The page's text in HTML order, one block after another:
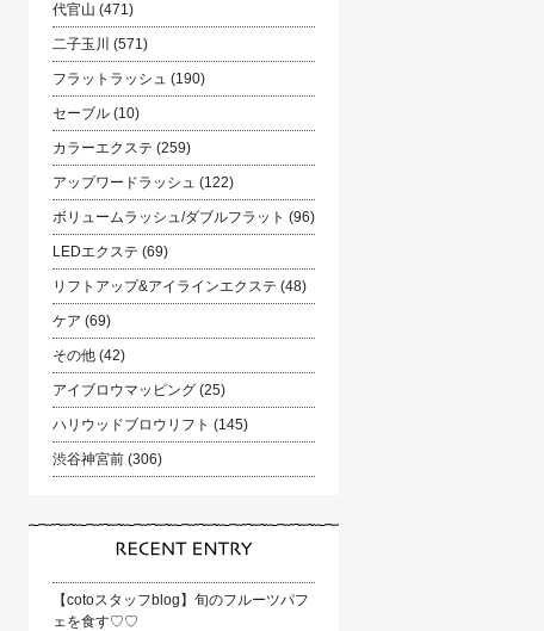
代官山 (471)
二子玉川 (571)
フラットラッシュ (190)
セーブル (10)
カラーエクステ (259)
アップワードラッシュ (122)
ボリュームラッシュ/ダブルフラット (96)
LEDエクステ (69)
リフトアップ&アイラインエクステ (48)
ケア (69)
その他 (42)
アイブロウマッピング (25)
ハリウッドブロウリフト (145)
渋谷神宮前 (306)
【cotoスタッフblog】旬のフルーツパフ
ェを食す♡♡